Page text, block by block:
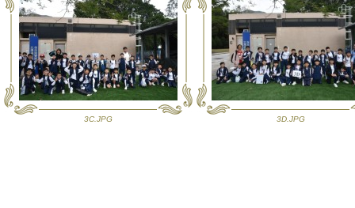
3C.JPG 3D.JPG